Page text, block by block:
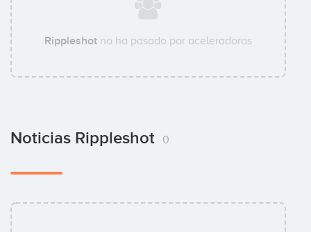
Rippleshot no ha pasado por aceleradoras
Noticias Rippleshot 0